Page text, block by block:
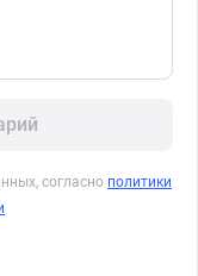
согласно политики